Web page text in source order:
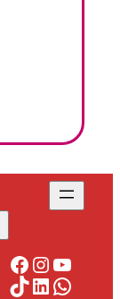
Facebook
TikTok
LinkedIn